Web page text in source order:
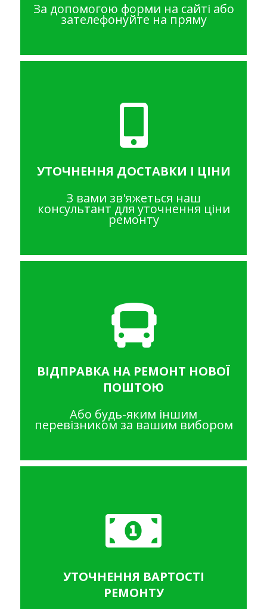
За допомогою форми на сайті або
зателефонуйте на пряму
УТОЧНЕННЯ ДОСТАВКИ І ЦІНИ
З вами зв'яжеться наш
консультант для уточнення ціни
ремонту
ВІДПРАВКА НА РЕМОНТ НОВОЇ
ПОШТОЮ
Або будь-яким іншим
перевізником за вашим вибором
УТОЧНЕННЯ ВАРТОСТІ
РЕМОНТУ